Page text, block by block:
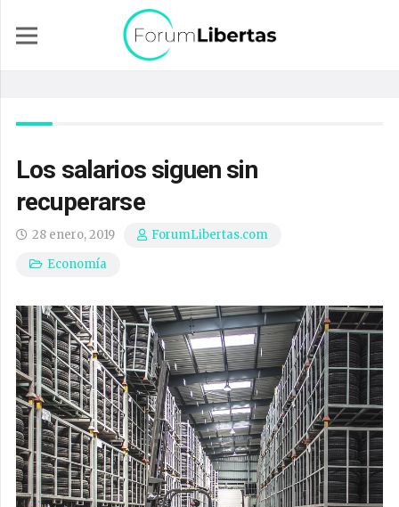
Los salarios siguen sin
recuperarse
28 enero, 2019
ForumLibertas.com
Economía